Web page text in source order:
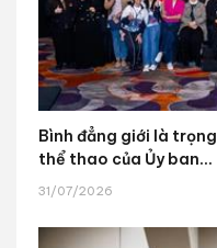
Bình đẳng giới là
thể thao của Ủy ban...
31/07/2026